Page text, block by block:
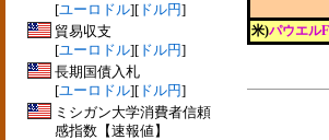
[ユーロドル][ ドル円]
貿易収支
[ユーロドル][ ドル円]
長期国債入札
[ユーロドル][ ドル円]
ミシガン大学消費者信頼
感指数【速報値】
米)パウエル